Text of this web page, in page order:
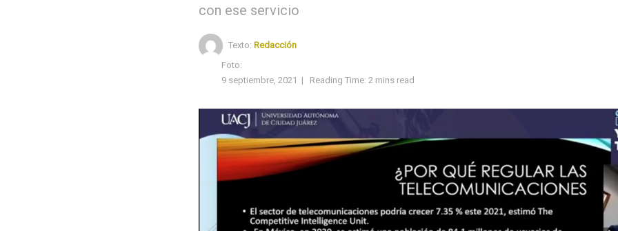
con ese servicio
Texto: Redacción
Foto:
9 septiembre, 2021 | Reading Time: 2 mins read